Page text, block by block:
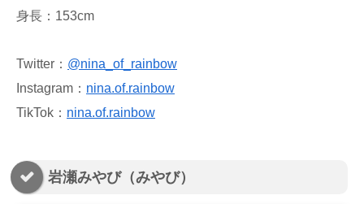
身長：153cm
Twitter： @nina_of_rainbow
Instagram： nina.of.rainbow
TikTok： nina.of.rainbow
岩瀬みやび（みやび）